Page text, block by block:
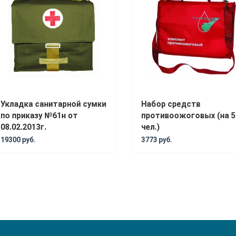
Укладка санитарной сумки
по приказу №61н от
08.02.2013г.
19300 руб.
Набор средств
противоожоговых (на
чел.)
3773 руб.